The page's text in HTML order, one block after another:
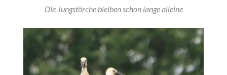
Die Jungstörche bleiben schon lange alleine